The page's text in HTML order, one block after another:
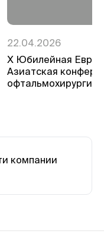
22.04.2026
Х Юбилейная Евро-
Азиатская
офтальмохирургии
компании